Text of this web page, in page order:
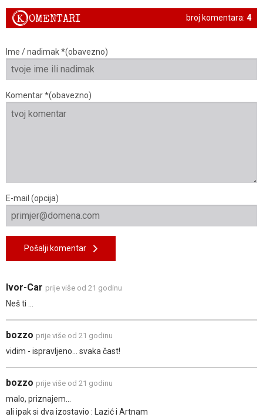
broj komentara: 4
KOMENTARI
Ime / nadimak *(obavezno)
Komentar *(obavezno)
E-mail (opcija)
Pošalji komentar
Ivor-Car prije više od 21 godinu
Neš ti ...
bozzo prije više od 21 godinu
vidim - ispravljeno... svaka čast!
bozzo prije više od 21 godinu
malo, priznajem...
ali ipak si dva izostavio : Lazić i Artnam